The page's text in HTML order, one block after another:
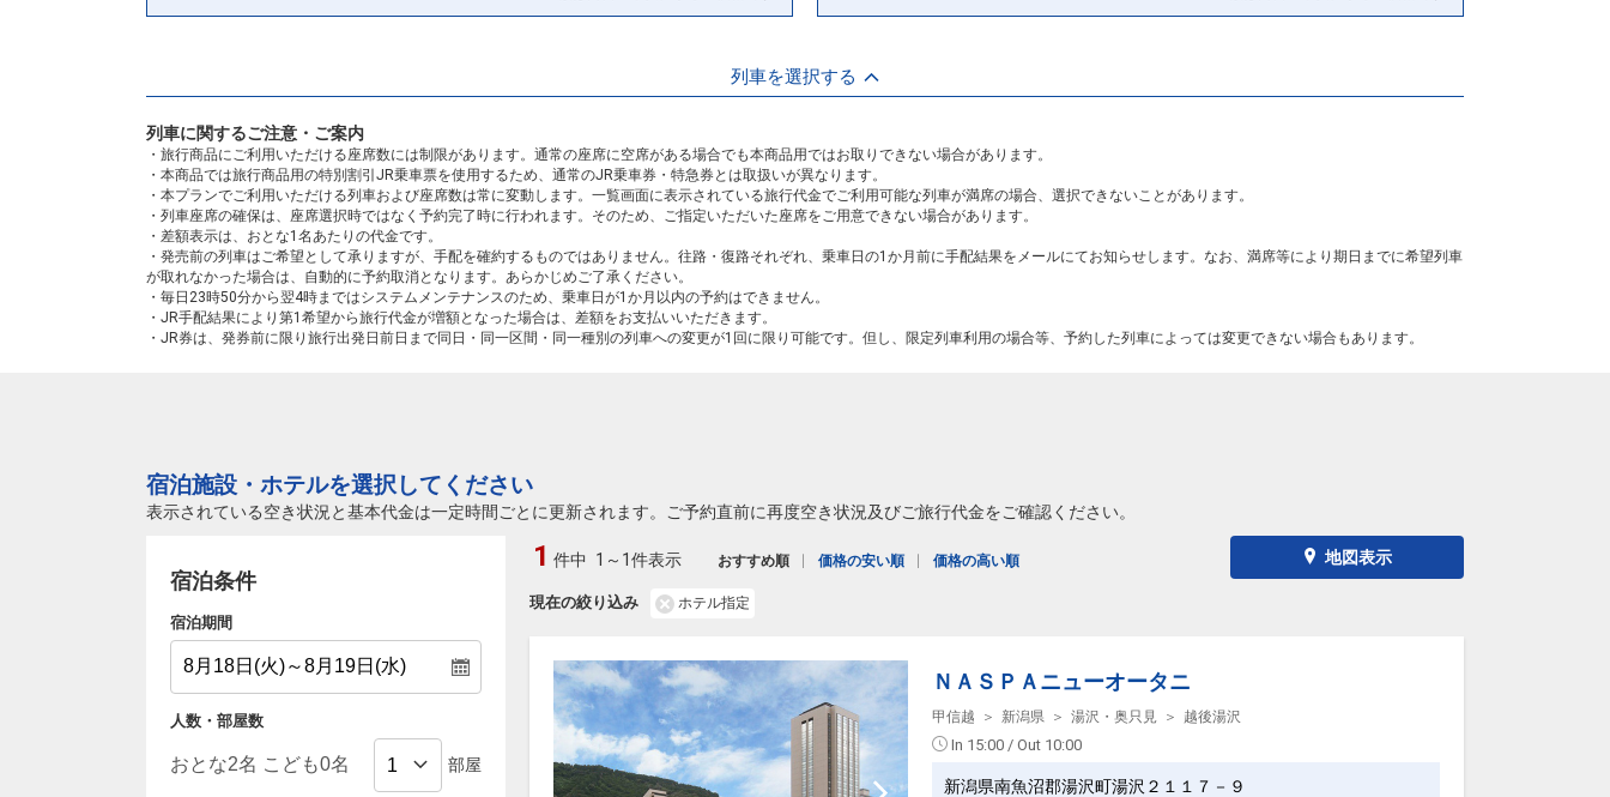
列車を選択する
列車に関するご注意・ご案内
・旅行商品にご利用いただける座席数には制限があります。通常の座席に空席がある場合でも本商品用ではお取りできない場合があります。
・本商品では旅行商品用の特別割引JR乗車票を使用するため、通常のJR乗車券・特急券とは取扱いが異なります。
・本プランでご利用いただける列車および座席数は常に変動します。一覧画面に表示されている旅行代金でご利用可能な列車が満席の場合、選択できないことがあります。
・列車座席の確保は、座席選択時ではなく予約完了時に行われます。そのため、ご指定いただいた座席をご用意できない場合があります。
・差額表示は、おとな1名あたりの代金です。
・発売前の列車はご希望として承りますが、手配を確約するものではありません。往路・復路それぞれ、乗車日の1か月前に手配結果をメールにてお知らせします。なお、満席等により期日までに希望列車
が取れなかった場合は、自動的に予約取消となります。あらかじめご了承ください。
・毎日23時50分から翌4時まではシステムメンテナンスのため、乗車日が1か月以内の予約はできません。
・JR手配結果により第1希望から旅行代金が増額となった場合は、差額をお支払いいただきます。
・JR券は、発券前に限り旅行出発日前日まで同日・同一区間・同一種別の列車への変更が1回に限り可能です。但し、限定列車利用の場合等、予約した列車によっては変更できない場合もあります。
宿泊施設・ホテルを選択してください
表示されている空き状況と基本代金は一定時間ごとに更新されます。ご予約直前に再度空き状況及びご旅行代金をご確認ください。
宿泊条件
宿泊期間
人数・部屋数
部屋
地図表示
現在の絞り込み ホテル指定
1 件中 1～1件表示 おすすめ順 価格の安い順 価格の高い順
ＮＡＳＰＡニューオータニ
甲信越 新潟県 湯沢・奥只見 越後湯沢
In 15:00 / Out 10:00
新潟県南魚沼郡湯沢町湯沢２１１７－９